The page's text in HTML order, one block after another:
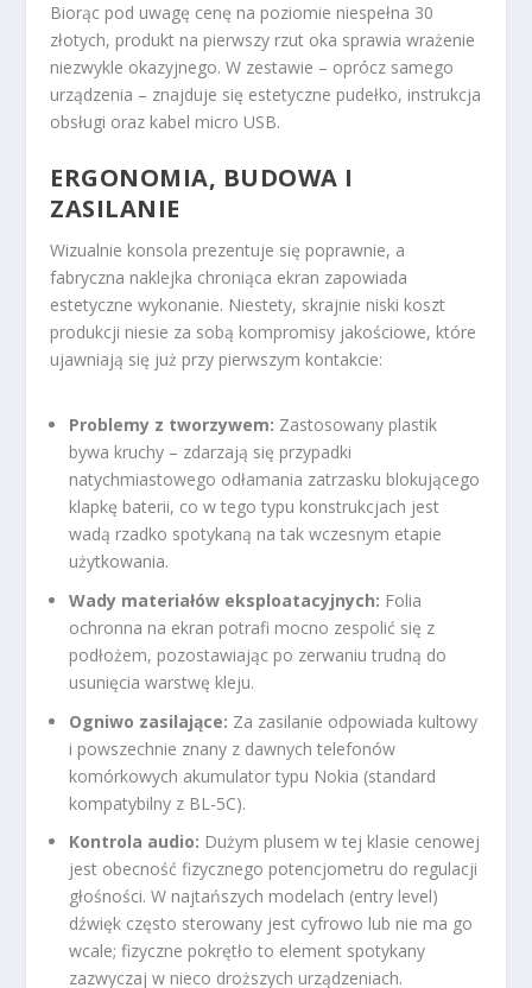
Biorąc pod uwagę cenę na poziomie niespełna 30
złotych, produkt na pierwszy rzut oka sprawia wrażenie
niezwykle okazyjnego. W zestawie – oprócz samego
urządzenia – znajduje się estetyczne pudełko, instrukcja
obsługi oraz kabel micro USB.
ERGONOMIA, BUDOWA I
ZASILANIE
Wizualnie konsola prezentuje się poprawnie, a
fabryczna naklejka chroniąca ekran zapowiada
estetyczne wykonanie. Niestety, skrajnie niski koszt
produkcji niesie za sobą kompromisy jakościowe, które
ujawniają się już przy pierwszym kontakcie:
Problemy z tworzywem: Zastosowany plastik
bywa kruchy – zdarzają się przypadki
natychmiastowego odłamania zatrzasku blokującego
klapkę baterii, co w tego typu konstrukcjach jest
wadą rzadko spotykaną na tak wczesnym etapie
użytkowania.
Wady materiałów eksploatacyjnych: Folia
ochronna na ekran potrafi mocno zespolić się z
podłożem, pozostawiając po zerwaniu trudną do
usunięcia warstwę kleju.
Ogniwo zasilające: Za zasilanie odpowiada kultowy
i powszechnie znany z dawnych telefonów
komórkowych akumulator typu Nokia (standard
kompatybilny z BL-5C).
Kontrola audio: Dużym plusem w tej klasie cenowej
jest obecność fizycznego potencjometru do regulacji
głośności. W najtańszych modelach (entry level)
dźwięk często sterowany jest cyfrowo lub nie ma go
wcale; fizyczne pokrętło to element spotykany
zazwyczaj w nieco droższych urządzeniach.